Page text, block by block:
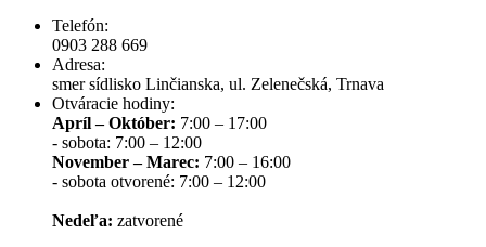
Telefón:
0903 288 669
Adresa:
smer sídlisko Linčianska, ul. Zelenečská, Trnava
Otváracie hodiny:
Apríl – Október: 7:00 – 17:00
- sobota: 7:00 – 12:00
November – Marec: 7:00 – 16:00
- sobota otvorené: 7:00 – 12:00
Nedeľa: zatvorené